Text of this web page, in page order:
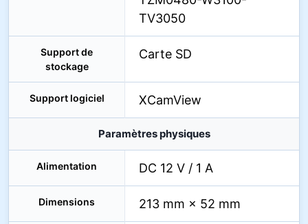
TV3050
Support de
stockage
Carte SD
Support logiciel XCamView
Paramètres physiques
Alimentation DC 12 V / 1 A
Dimensions 213 mm × 52 mm